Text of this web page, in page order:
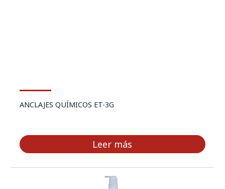
ANCLAJES QUÍMICOS ET-3G
Leer más